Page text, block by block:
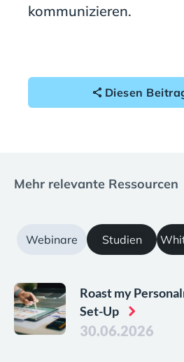
kommunizieren.
Diesen
Mehr relevante Ressourcen
Webinare Studien
Roast my
Set-Up
30.06.2026